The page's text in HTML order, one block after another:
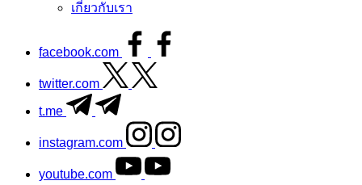
เกี่ยวกับเรา
facebook.com
twitter.com
t.me
instagram.com
youtube.com